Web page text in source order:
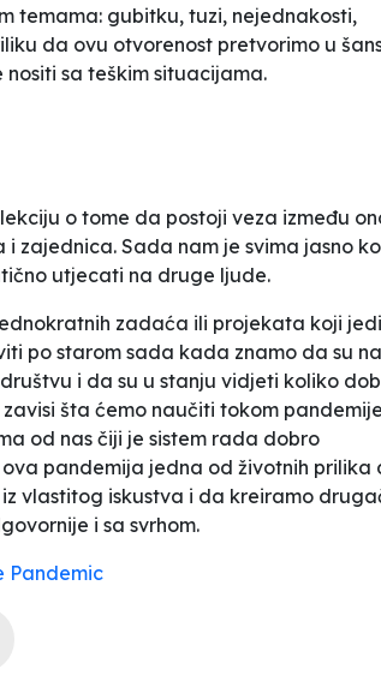
temama: gubitku, tuzi, nejednakosti,
da ovu otvorenost pretvorimo u
sa teškim situacijama.
o tome da postoji veza između
zajednica. Sada nam je svima jasno
utjecati na druge ljude.
zadaća ili projekata koji
po starom sada kada znamo da su
i da su u stanju vidjeti koliko
šta ćemo naučiti tokom
od nas čiji je sistem rada dobro
pandemija jedna od životnih prilika
vlastitog iskustva i da kreiramo
i sa svrhom.
Pandemic